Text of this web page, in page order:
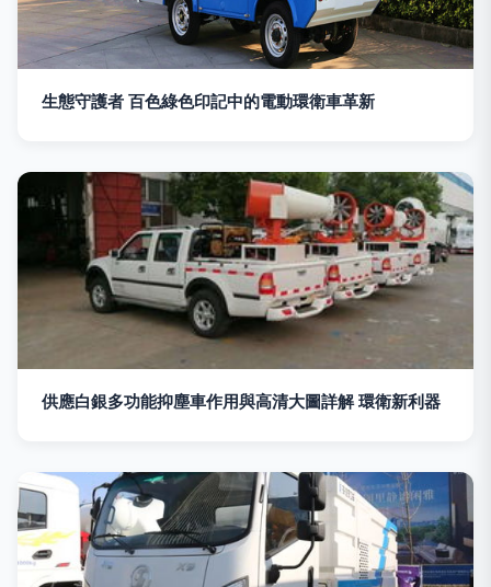
生態守護者 百色綠色印記中的電動環衛車革新
供應白銀多功能抑塵車作用與高清大圖詳解 環衛新利器